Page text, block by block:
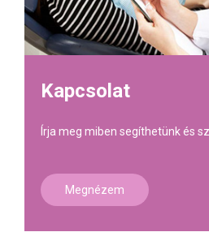
Kapcsolat
Írja meg miben segíthetünk és
Megnézem